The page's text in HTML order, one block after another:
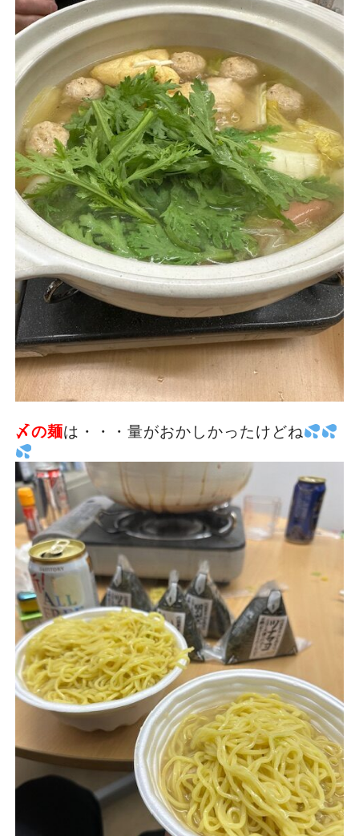
〆の麺は・・・量がおかしかったけどね